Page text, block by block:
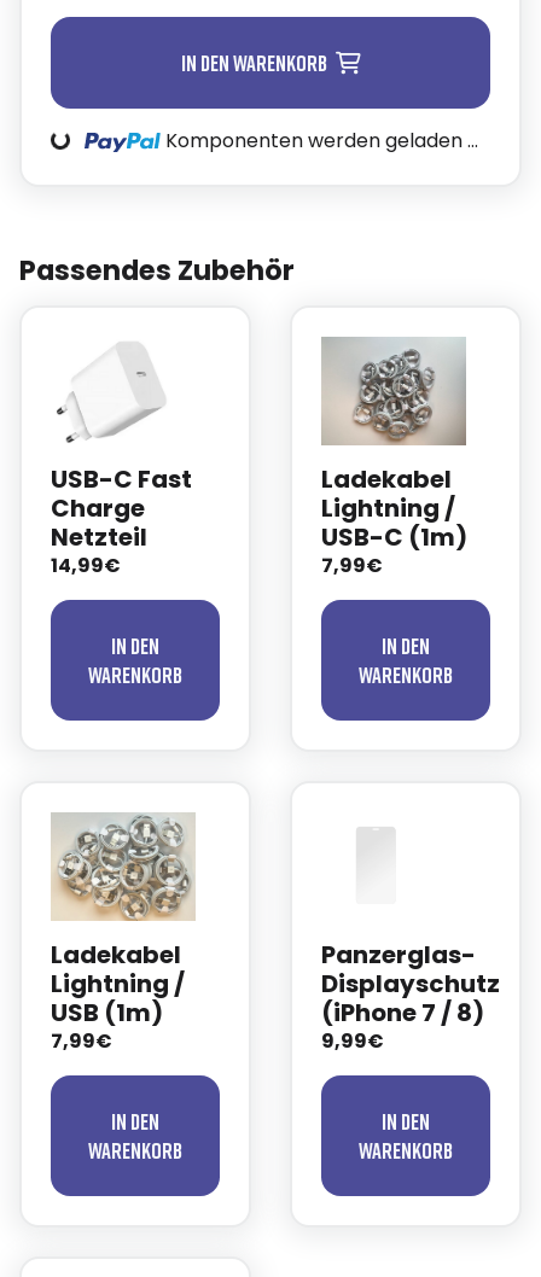
In den Warenkorb
Komponenten werden geladen ...
Passendes Zubehör
USB-C Fast
Charge
Netzteil
14,99€
In den
Warenkorb
Ladekabel
Lightning /
USB-C (1m)
7,99€
In den
Warenkorb
Ladekabel
Lightning /
USB (1m)
7,99€
In den
Warenkorb
Panzerglas-
Displayschutz
(iPhone 7 / 8)
9,99€
In den
Warenkorb